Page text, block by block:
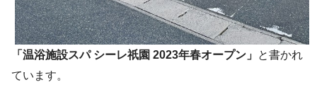
「温浴施設スパ シーレ祇園 2023年春オープン」 と書かれ
ています。